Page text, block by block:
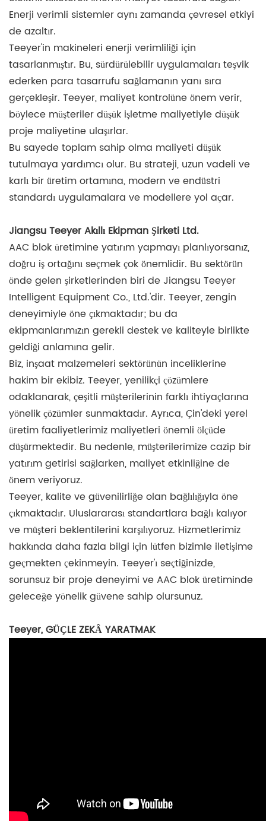
Enerji verimli sistemler aynı zamanda çevresel etkiyi
de azaltır.
Teeyer'in makineleri enerji verimliliği için
tasarlanmıştır. Bu, sürdürülebilir uygulamaları teşvik
ederken para tasarrufu sağlamanın yanı sıra
gerçekleşir. Teeyer, maliyet kontrolüne önem verir,
böylece müşteriler düşük işletme maliyetiyle düşük
proje maliyetine ulaşırlar.
Bu sayede toplam sahip olma maliyeti düşük
tutulmaya yardımcı olur. Bu strateji, uzun vadeli ve
karlı bir üretim ortamına, modern ve endüstri
standardı uygulamalara ve modellere yol açar.
Jiangsu Teeyer Akıllı Ekipman Şirketi Ltd.
AAC blok üretimine yatırım yapmayı planlıyorsanız,
doğru iş ortağını seçmek çok önemlidir. Bu sektörün
önde gelen şirketlerinden biri de Jiangsu Teeyer
Intelligent Equipment Co., Ltd.'dir. Teeyer, zengin
deneyimiyle öne çıkmaktadır; bu da
ekipmanlarımızın gerekli destek ve kaliteyle birlikte
geldiği anlamına gelir.
Biz, inşaat malzemeleri sektörünün inceliklerine
hakim bir ekibiz. Teeyer, yenilikçi çözümlere
odaklanarak, çeşitli müşterilerinin farklı ihtiyaçlarına
yönelik çözümler sunmaktadır. Ayrıca, Çin'deki yerel
üretim faaliyetlerimiz maliyetleri önemli ölçüde
düşürmektedir. Bu nedenle, müşterilerimize cazip bir
yatırım getirisi sağlarken, maliyet etkinliğine de
önem veriyoruz.
Teeyer, kalite ve güvenilirliğe olan bağlılığıyla öne
çıkmaktadır. Uluslararası standartlara bağlı kalıyor
ve müşteri beklentilerini karşılıyoruz. Hizmetlerimiz
hakkında daha fazla bilgi için lütfen bizimle iletişime
geçmekten çekinmeyin. Teeyer'ı seçtiğinizde,
sorunsuz bir proje deneyimi ve AAC blok üretiminde
geleceğe yönelik güvene sahip olursunuz.
Teeyer, GÜÇLE ZEKÂ YARATMAK